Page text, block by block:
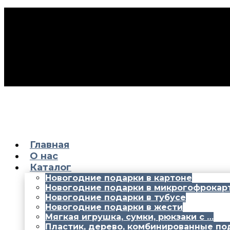
Главная
О нас
Каталог
Новогодние подарки в картоне
Новогодние подарки в
Новогодние подарки в тубусе
Новогодние подарки в жести
Мягкая игрушка, сумки, рюкзаки с …
Пластик, дерево, комбинированные